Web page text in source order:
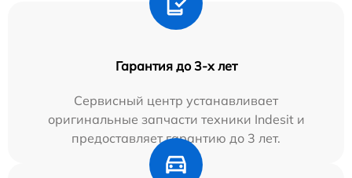
Гарантия до 3-х лет
Сервисный центр устанавливает
оригинальные запчасти техники Indesit и
предоставляет гарантию до 3 лет.